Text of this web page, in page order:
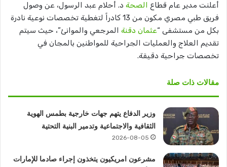
أعلنت مدير عام قطاع الصحة د. أحلام عبد الرسول، عن وصول
فريق طبي مصري مكون من 13 كادراً لتغطية تخصصات نوعية نادرة
بكل من مستشفى “عثمان دقنة المرجعي والموانئ”، حيث سيتم
تقديم العلاج والعمليات الجراحية للمواطنين بالمجان في
تخصصات جراحية دقيقة.
مقالات ذات صلة
وزير الدفاع يتهم جهات خارجية بطمس الهوية
الثقافية والاجتماعية وتدمير البنية التحتية
2026-08-05
مشرعون امريكيون يتخذون إجراء صادما للإمارات